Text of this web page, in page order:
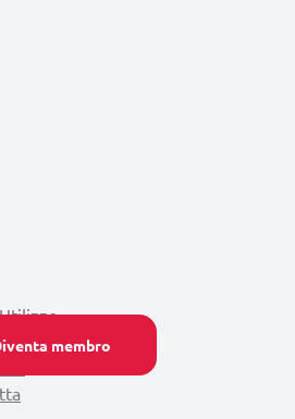
membro
e